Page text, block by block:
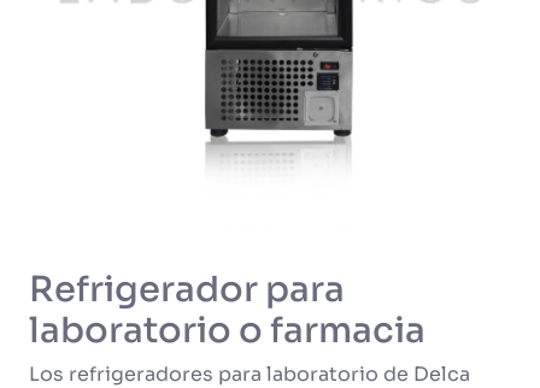
Refrigerador para
laboratorio o farmacia
Los refrigeradores para laboratorio de Delca